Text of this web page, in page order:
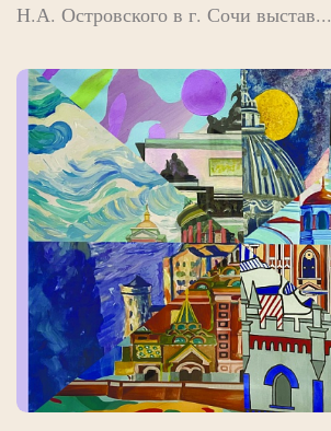
Н.А. Островского в г. Сочи выстав...